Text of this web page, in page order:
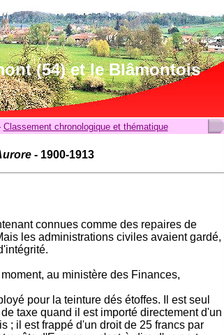
(54) et le Blâmontois
Classement chronologique et thématique
- 1900-1913
connues comme des repaires de
les administrations civiles avaient gardé,
au ministère des Finances,
pour la teinture dés étoffes. Il est seul
taxe quand il est importé directement d'un
; il est frappé d'un droit de 25 francs par